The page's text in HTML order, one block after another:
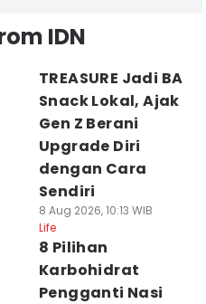
IDN
TREASURE Jadi BA
Snack Lokal, Ajak
Gen Z Berani
Upgrade Diri
dengan Cara
Sendiri
8 Aug 2026, 10:13 WIB
Life
8 Pilihan
Karbohidrat
Pengganti Nasi